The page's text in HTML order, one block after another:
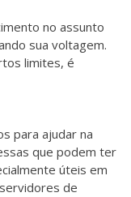
no assunto
sua voltagem.
limites, é
para ajudar na
que podem ter
úteis em
de